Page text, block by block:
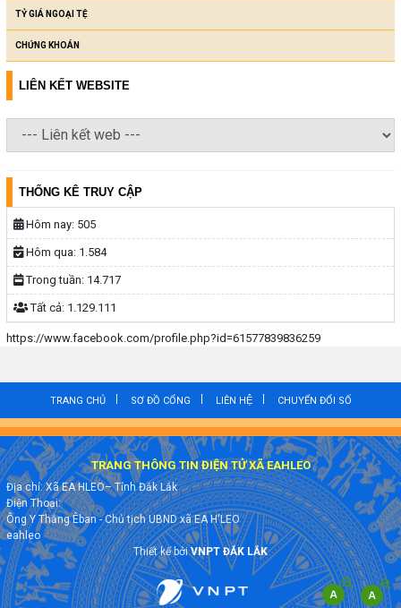
TỶ GIÁ NGOẠI TỆ
CHỨNG KHOÁN
LIÊN KẾT WEBSITE
THỐNG KÊ TRUY CẬP
Hôm nay: 505
Hôm qua: 1.584
Trong tuần: 14.717
Tất cả: 1.129.111
https://www.facebook.com/profile.php?id=61577839836259
TRANG CHỦ SƠ ĐỒ CỔNG LIÊN HỆ CHUYỂN ĐỔI SỐ
TRANG THÔNG TIN ĐIỆN TỬ XÃ EAHLEO
Địa chỉ: Xã EA HLEO– Tỉnh Đắk Lắk
Điện Thoại:
Ông Y Thắng Êban - Chủ tịch UBND xã EA H'LEO
eahleo
Thiết kế bởiVNPT ĐẮK LẮK